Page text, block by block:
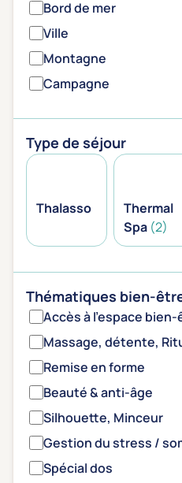
Bord de mer
Ville
Montagne
Campagne
Type de séjour
Thalasso
Thermal
Spa (2)
Thématiques bien-
Accès à l'espace
Massage, détente,
Remise en forme
Beauté & anti-âge
Silhouette, Minceur
Gestion du stress /
Spécial dos